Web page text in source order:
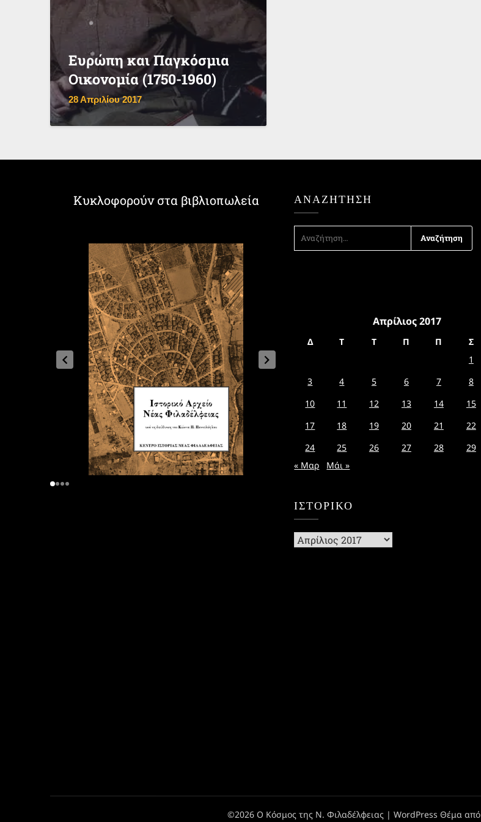
Ευρώπη και Παγκόσμια
Οικονομία (1750-1960)
28 Απριλίου 2017
Κυκλοφορούν στα βιβλιοπωλεία ΑΝΑΖΉΤΗΣΗ
ΓΙΑ:
Απρίλιος 2017
Δ Τ Τ Π Π Σ
1
3
4 5 6 7 8
10
11 12 13 14 15
17
18 19 20 21 22
24
25 26 27 28 29
« Μαρ
Μάι »
ΙΣΤΟΡΙΚΌ
Ιστορικό
©2026 Ο Κόσμος της Ν. Φιλαδέλφειας | WordPress Θέμα από